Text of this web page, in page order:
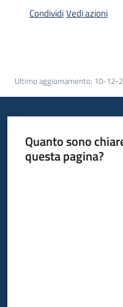
strumenti
Supporto
Piattaforme
telematiche
CondividiVedi azioni
Ultimo aggiornamento: 10-12-
Quanto sono
questa pagina?